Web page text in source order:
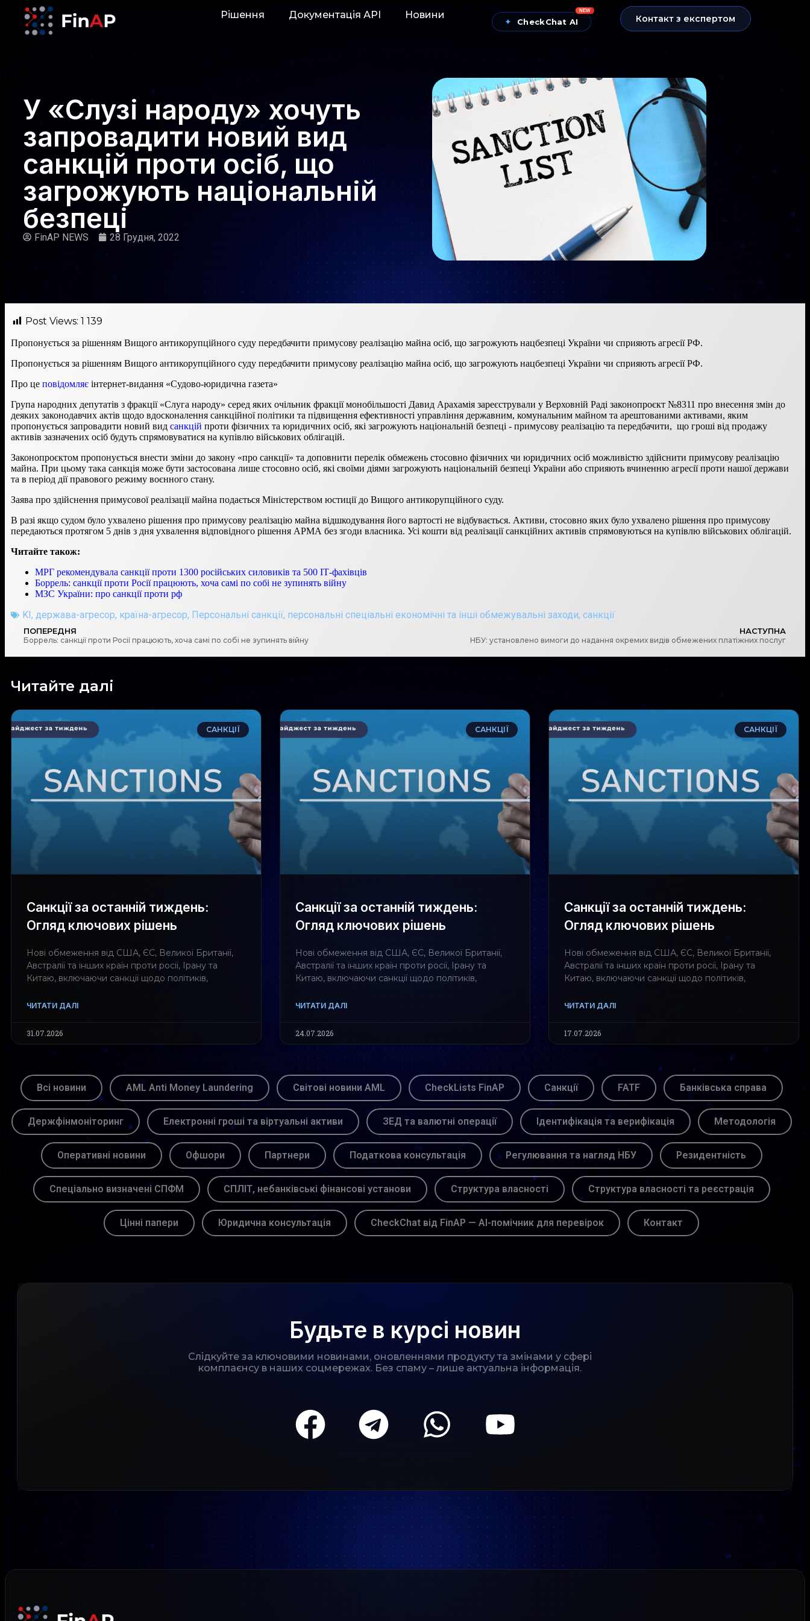
Рішення Документація АРІ Новини
✦ CheckChat AI
NEW
Контакт з експертом
У «Слузі народу» хочуть
запровадити новий вид
санкцій проти осіб, що
загрожують національній
безпеці
FinAP NEWS 28 Грудня, 2022
Post Views: 1 139
Пропонується за рішенням Вищого антикорупційного суду передбачити примусову реалізацію майна осіб, що загрожують нацбезпеці України чи сприяють агресії РФ.
Пропонується за рішенням Вищого антикорупційного суду передбачити примусову реалізацію майна осіб, що загрожують нацбезпеці України чи сприяють агресії РФ.
Про це повідомляє інтернет-видання «Судово-юридична газета»
Група народних депутатів з фракції «Слуга народу» серед яких очільник фракції монобільшості Давид Арахамія зареєстрували у Верховній Раді законопроєкт №8311 про внесення змін до
деяких законодавчих актів щодо вдосконалення санкційної політики та підвищення ефективності управління державним, комунальним майном та арештованими активами, яким
пропонується запровадити новий вид санкцій проти фізичних та юридичних осіб, які загрожують національній безпеці - примусову реалізацію та передбачити, що гроші від продажу
активів зазначених осіб будуть спрямовуватися на купівлю військових облігацій.
Законопроєктом пропонується внести зміни до закону «про санкції» та доповнити перелік обмежень стосовно фізичних чи юридичних осіб можливістю здійснити примусову реалізацію
майна. При цьому така санкція може бути застосована лише стосовно осіб, які своїми діями загрожують національній безпеці України або сприяють вчиненню агресії проти нашої держави
та в період дії правового режиму воєнного стану.
Заява про здійснення примусової реалізації майна подається Міністерством юстиції до Вищого антикорупційного суду.
В разі якщо судом було ухвалено рішення про примусову реалізацію майна відшкодування його вартості не відбувається. Активи, стосовно яких було ухвалено рішення про примусову
передаються протягом 5 днів з дня ухвалення відповідного рішення АРМА без згоди власника. Усі кошти від реалізації санкційних активів спрямовуються на купівлю військових облігацій.
Читайте також:
МРГ рекомендувала санкції проти 1300 російських силовиків та 500 ІТ-фахівців
Боррель: санкції проти Росії працюють, хоча самі по собі не зупинять війну
МЗС України: про санкції проти рф
KI, держава-агресор, країна-агресор, Персональні санкції, персональні спеціальні економічні та інші обмежувальні заходи, санкції
ПОПЕРЕДНЯ
Боррель: санкції проти Росії працюють, хоча самі по собі не зупинять війну
НАСТУПНА
НБУ: установлено вимоги до надання окремих видів обмежених платіжних послуг
Читайте далі
САНКЦІЇ
Санкції за останній тиждень:
Огляд ключових рішень
Нові обмеження від США, ЄС, Великої Британії,
Австралії та інших країн проти росії, Ірану та
Китаю, включаючи санкції щодо політиків,
ЧИТАТИ ДАЛІ
31.07.2026
САНКЦІЇ
Санкції за останній тиждень:
Огляд ключових рішень
Нові обмеження від США, ЄС, Великої Британії,
Австралії та інших країн проти росії, Ірану та
Китаю, включаючи санкції щодо політиків,
ЧИТАТИ ДАЛІ
24.07.2026
САНКЦІЇ
Санкції за останній тиждень:
Огляд ключових рішень
Нові обмеження від США, ЄС, Великої Британії,
Австралії та інших країн проти росії, Ірану та
Китаю, включаючи санкції щодо політиків,
ЧИТАТИ ДАЛІ
17.07.2026
Всі новини AML Anti Money Laundering Світові новини AML CheckLists FinAP Санкції FATF Банківська справа
Держфінмоніторинг Електронні гроші та віртуальні активи ЗЕД та валютні операції Ідентифікація та верифікація Методологія
Оперативні новини Офшори Партнери Податкова консультація Регулювання та нагляд НБУ Резидентність
Спеціально визначені СПФМ СПЛІТ, небанківські фінансові установи Структура власності Структура власності та реєстрація
Цінні папери Юридична консультація CheckChat від FinAP — AI-помічник для перевірок Контакт
Будьте в курсі новин
Слідкуйте за ключовими новинами, оновленнями продукту та змінами у сфері
комплаєнсу в наших соцмережах. Без спаму – лише актуальна інформація.